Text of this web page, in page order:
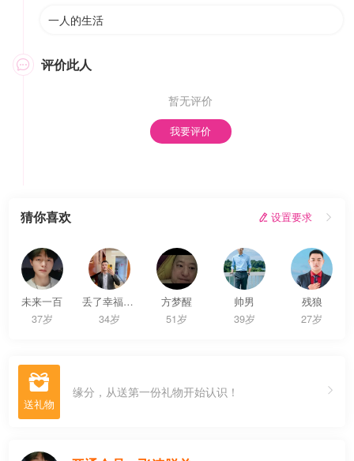
一人的生活
 评价此人
暂无评价
我要评价
猜你喜欢  设置要求 
未来一百
37岁
丢了幸福的猪
34岁
方梦醒
51岁
帅男
39岁
残狼
27岁
 缘分，从送第一份礼物开始认识！